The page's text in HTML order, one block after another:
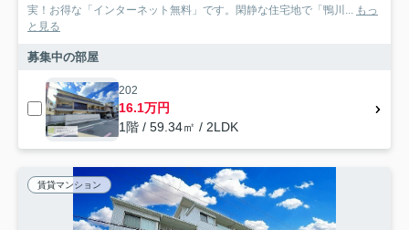
実！お得な「インターネット無料」です。閑静な住宅地で「鴨川...
もっ
と見る
募集中の部屋
202
16.1万円
1階 / 59.34㎡ / 2LDK
賃貸マンション